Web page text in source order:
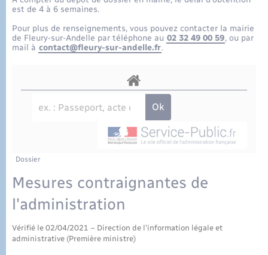
Enfants – Jeunes
Mariage – PACS
Recensement
Logement - Urbanisme
Numérique
Organisation d’événement
Transports scolaires
Travaux - Autorisation d’occupation de l’espace
public
Conseil municipal
Présentation de la commune
Publications
La Communauté de communes
est de 4 à 6 semaines.
Pour plus de renseignements, vous pouvez contacter la mairie
de Fleury-sur-Andelle par téléphone au 02 32 49 00 59, ou par
mail à contact@fleury-sur-andelle.fr.
Dossier
Mesures contraignantes de
l'administration
Vérifié le 02/04/2021 – Direction de l'information légale et
administrative (Première ministre)